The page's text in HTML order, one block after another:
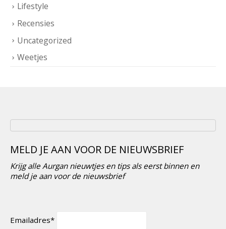
Lifestyle
Recensies
Uncategorized
Weetjes
MELD JE AAN VOOR DE NIEUWSBRIEF
Krijg alle Aurgan nieuwtjes en tips als eerst binnen en
meld je aan voor de nieuwsbrief
Emailadres*